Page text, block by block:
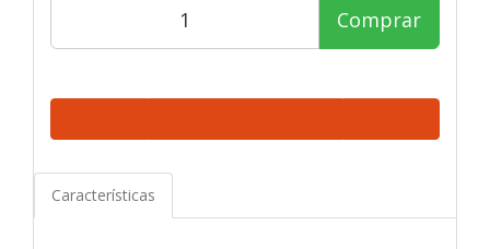
Comprar
Características